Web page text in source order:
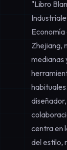
"Libro
Zhejiang,
medianas
centra en
del estilo,